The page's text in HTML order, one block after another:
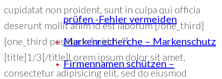
Markenrecherche – Markenschutz
prüfen -Fehler vermeiden
Firmennamen schützen –
cupidatat non proident, sunt in culpa qui officia
deserunt mollit anim id est laborum [/one_third]
[one_third position=“middle“]
[title]1/3[/title]Lorem ipsum dolor sit amet,
consectetur adipisicing elit, sed do eiusmod